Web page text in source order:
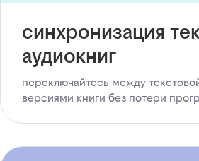
синхронизация
аудиокниг
переключайтесь между
версиями книги без потери